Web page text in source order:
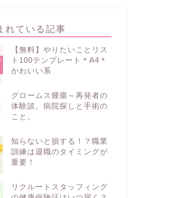
れている記事
【無料】やりたいことリス
ト100テンプレート＊A4＊
かわいい系
グロームス腫瘍～再発者の
体験談。病院探しと手術の
こと。
知らないと損する！？職業
訓練は退職のタイミングが
重要！
リクルートスタッフィング